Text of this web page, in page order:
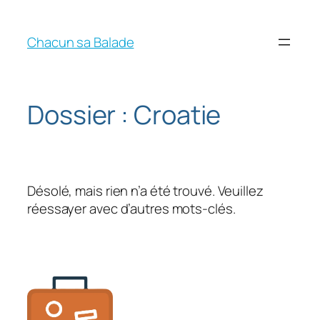
Chacun sa Balade
Dossier : Croatie
Désolé, mais rien n’a été trouvé. Veuillez
réessayer avec d’autres mots-clés.